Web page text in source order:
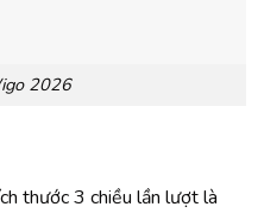
2026
thước 3 chiều lần lượt là